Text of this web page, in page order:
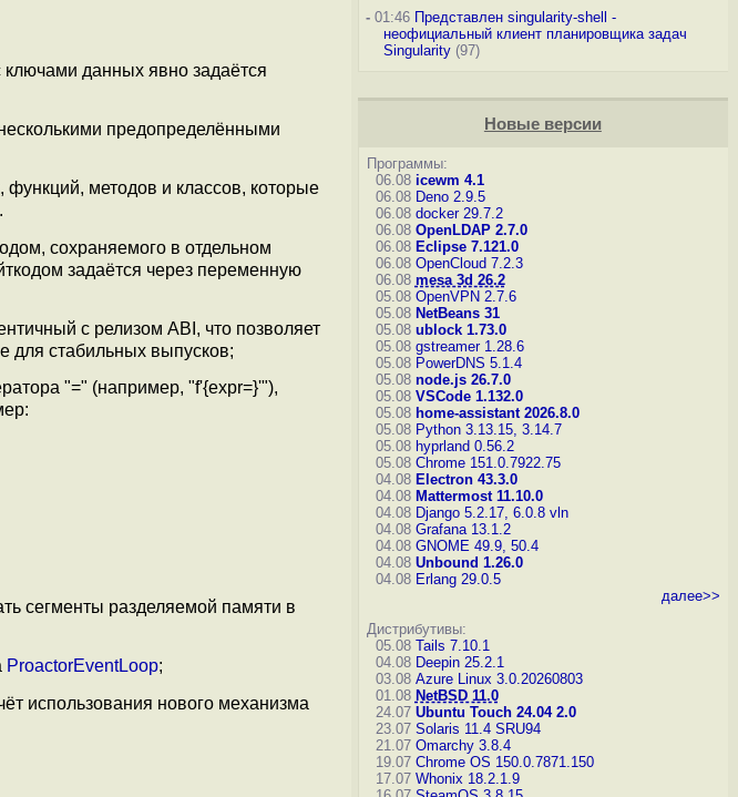
данных явно задаётся
предопределёнными
методов и классов, которые
сохраняемого в отдельном
задаётся через переменную
с релизом ABI, что позволяет
для стабильных выпусков;
"=" (например, "f'{expr=}'"),
сегменты разделяемой памяти в
ProactorEventLoop;
использования нового механизма
-01:46 Представлен singularity-shell -
неофициальный клиент планировщика задач
Singularity(97)
Новые версии
Программы:
06.08 icewm 4.1
06.08 Deno 2.9.5
06.08 docker 29.7.2
06.08 OpenLDAP 2.7.0
06.08 Eclipse 7.121.0
06.08 OpenCloud 7.2.3
06.08 mesa 3d 26.2
05.08 OpenVPN 2.7.6
05.08 NetBeans 31
05.08 ublock 1.73.0
05.08 gstreamer 1.28.6
05.08 PowerDNS 5.1.4
05.08 node.js 26.7.0
05.08 VSCode 1.132.0
05.08 home-assistant 2026.8.0
05.08 Python 3.13.15, 3.14.7
05.08 hyprland 0.56.2
05.08 Chrome 151.0.7922.75
04.08 Electron 43.3.0
04.08 Mattermost 11.10.0
04.08 Django 5.2.17, 6.0.8 vln
04.08 Grafana 13.1.2
04.08 GNOME 49.9, 50.4
04.08 Unbound 1.26.0
04.08 Erlang 29.0.5
далее>>
Дистрибутивы:
05.08 Tails 7.10.1
04.08 Deepin 25.2.1
03.08 Azure Linux 3.0.20260803
01.08 NetBSD 11.0
24.07 Ubuntu Touch 24.04 2.0
23.07 Solaris 11.4 SRU94
21.07 Omarchy 3.8.4
19.07 Chrome OS 150.0.7871.150
17.07 Whonix 18.2.1.9